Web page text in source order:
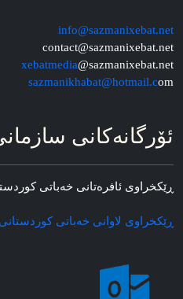
info@sazmanixebat.net
contact@sazmanixebat.net
xebatmedia@sazmanixebat.net
sazmanikhabat@hotmail.com
ئۆرگانه‌کانی
ڕێکخراوی ئافره‌تانی خه‌باتی
ڕێکخراوی لاوانی خه‌باتی